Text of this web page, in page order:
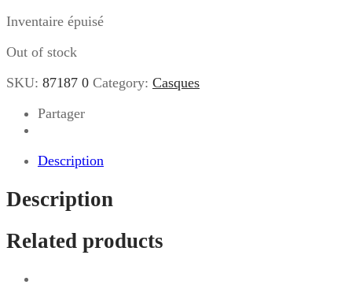
Inventaire épuisé
Out of stock
SKU: 87187 0 Category: Casques
Partager
Description
Description
Related products